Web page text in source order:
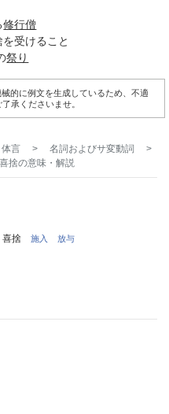
修行僧
を受けること
祭り
的に例文を生成しているため、不適
承くださいませ。
体言 > 名詞およびサ変動詞
>
喜捨の意味・解説
喜捨 施入 放与